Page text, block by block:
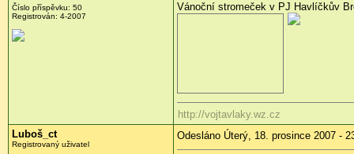
Číslo příspěvku: 50
Registrován: 4-2007
Vánoční stromeček v PJ Havlíčkův
http://vojtavlaky.wz.cz
Luboš_ct
Registrovaný uživatel
Odesláno Úterý, 18. prosince 2007 -